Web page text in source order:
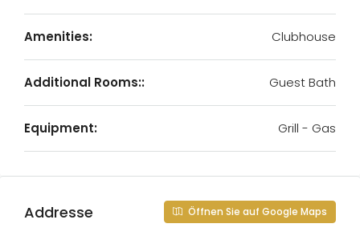
Amenities: Clubhouse
Additional Rooms:: Guest Bath
Equipment: Grill - Gas
Addresse Öffnen Sie auf Google Maps